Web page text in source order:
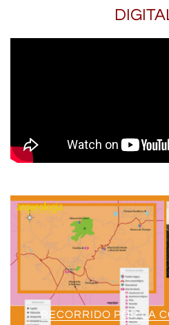
RECORRIDO POR LA